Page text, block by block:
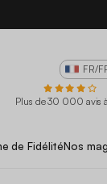
FR/
Plus de 30 000 avis
de FidélitéNos